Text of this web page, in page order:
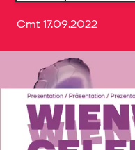
Cmt 17.09.2022